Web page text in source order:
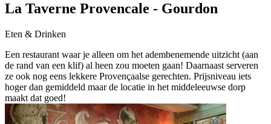
La Taverne Provencale - Gourdon
Eten & Drinken
Een restaurant waar je alleen om het adembenemende uitzicht (aan
de rand van een klif) al heen zou moeten gaan! Daarnaast serveren
ze ook nog eens lekkere Provençaalse gerechten. Prijsniveau iets
hoger dan gemiddeld maar de locatie in het middeleeuwse dorp
maakt dat goed!